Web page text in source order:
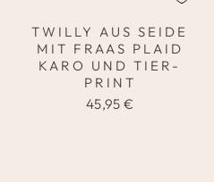
TWILLY AUS SEIDE
MIT FRAAS PLAID
KARO UND TIER-
PRINT
45,95 €